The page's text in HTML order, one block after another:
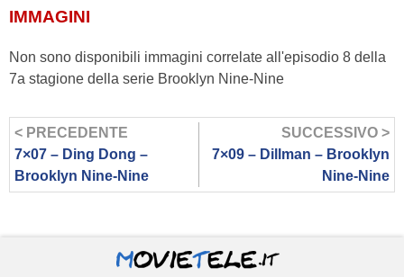
IMMAGINI
Non sono disponibili immagini correlate all'episodio 8 della
7a stagione della serie Brooklyn Nine-Nine
< PRECEDENTE
7×07 – Ding Dong –
Brooklyn Nine-Nine
SUCCESSIVO >
7×09 – Dillman – Brooklyn
Nine-Nine